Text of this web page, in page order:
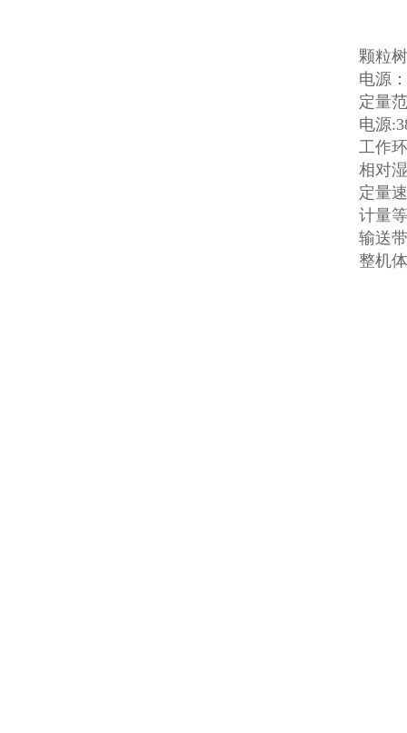
颗粒
电源
定量
电源
工作
相对
定量
计量
输送
整机